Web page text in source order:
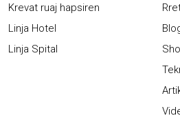
Krevat ruaj hapsiren
Linja Hotel
Linja Spital